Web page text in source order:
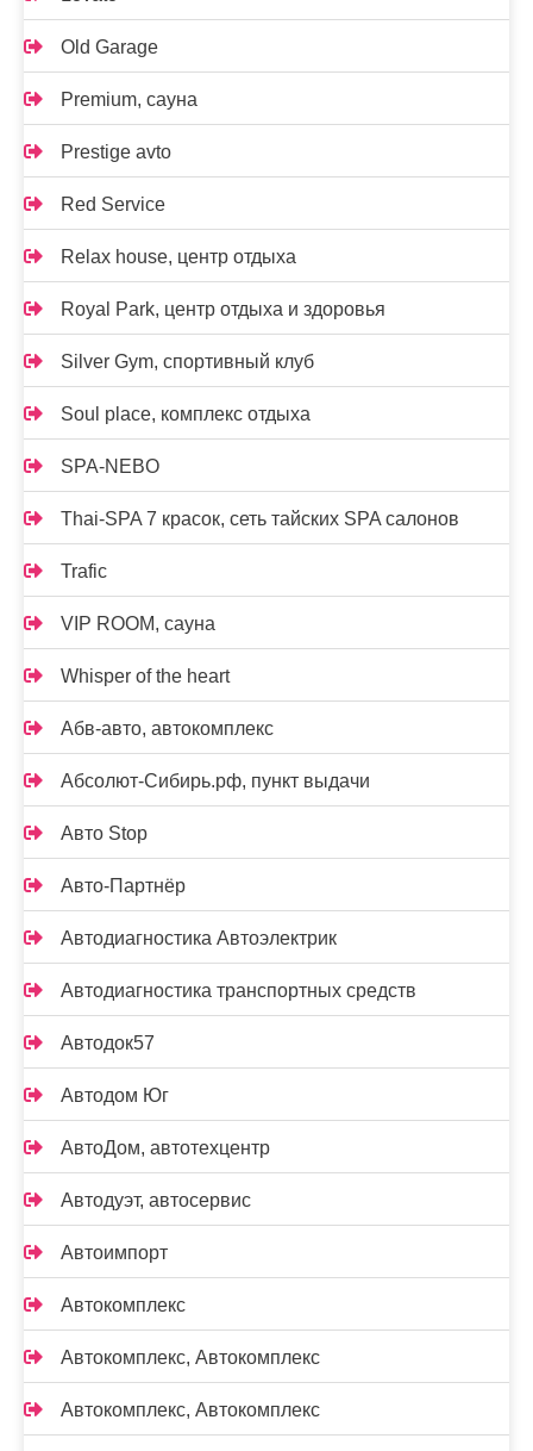
Old Garage
Premium, сауна
Prestige avto
Red Service
Relax house, центр отдыха
Royal Park, центр отдыха и здоровья
Silver Gym, спортивный клуб
Soul place, комплекс отдыха
SPA-NEBO
Thai-SPA 7 красок, сеть тайских SPA салонов
Trafic
VIP ROOM, сауна
Whisper of the heart
Абв-авто, автокомплекс
Абсолют-Сибирь.рф, пункт выдачи
Авто Stop
Авто-Партнёр
Автодиагностика Автоэлектрик
Автодиагностика транспортных средств
Автодок57
Автодом Юг
АвтоДом, автотехцентр
Автодуэт, автосервис
Автоимпорт
Автокомплекс
Автокомплекс, Автокомплекс
Автокомплекс, Автокомплекс